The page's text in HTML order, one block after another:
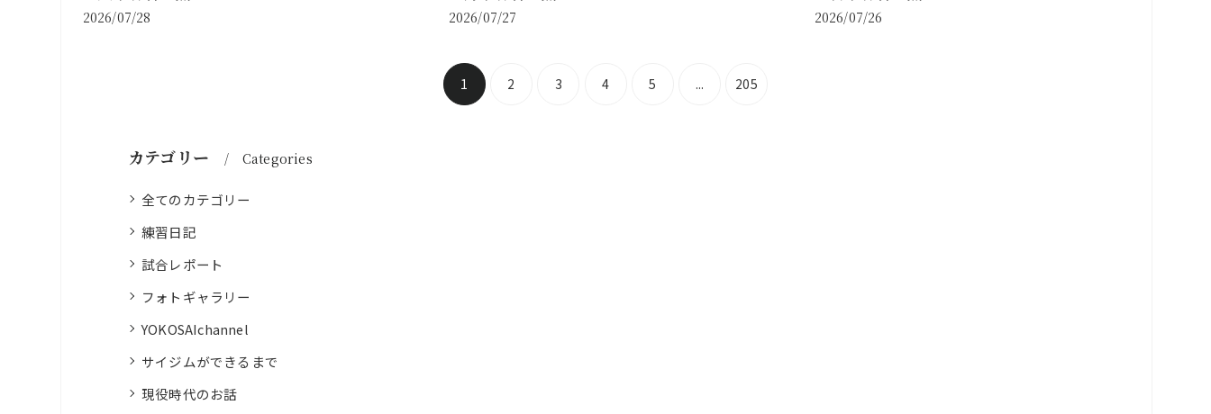
2026/07/28 2026/07/27 2026/07/26
1 2 3 4 5 ... 205
カテゴリー Categories
全てのカテゴリー
練習日記
試合レポート
フォトギャラリー
YOKOSAIchannel
サイジムができるまで
現役時代のお話